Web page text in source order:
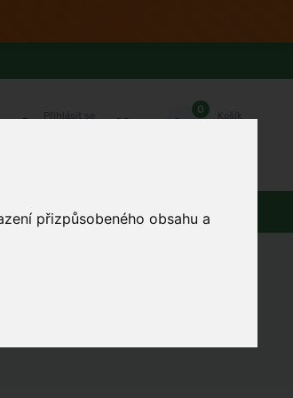
přizpůsobeného obsahu a
Přihlásit se
0
Košík
Dárky Obuv / oblečení